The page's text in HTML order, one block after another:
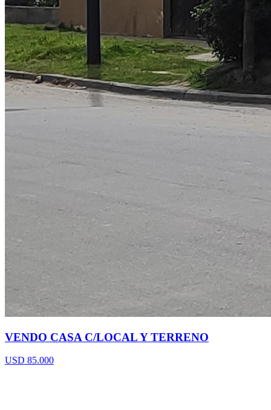
VENDO CASA C/LOCAL Y TERRENO
USD 85.000